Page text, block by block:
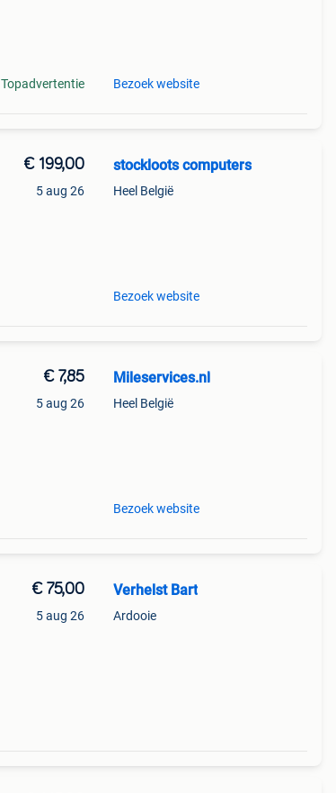
Topadvertentie Bezoek website
€ 199,00
5 aug 26
stockloots computers
Heel België
Bezoek website
€ 7,85
5 aug 26
Mileservices.nl
Heel België
Bezoek website
€ 75,00
5 aug 26
Verhelst Bart
Ardooie